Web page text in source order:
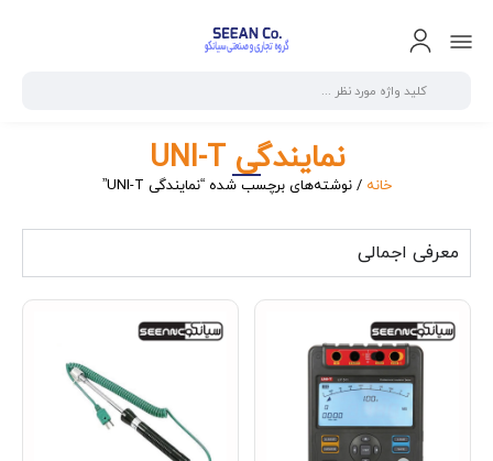
نمایندگی UNI-T
خانه / نوشته‌های برچسب شده “نمایندگی UNI-T”
معرفی اجمالی